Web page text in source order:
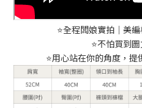
⭐️全程闆娘實拍｜美
⭐️不怕買到
⭐️用心站在你的角度，